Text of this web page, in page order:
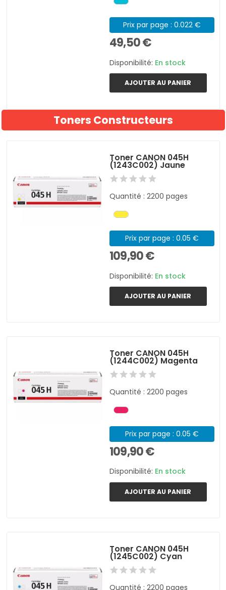
Prix par page : 0.022 €
49,50 €
Disponibilité: En stock
AJOUTER AU PANIER
Toners Constructeurs
Toner CANON 045H
(1243C002) Jaune
Quantité : 2200 pages
Prix par page : 0.05 €
109,90 €
Disponibilité: En stock
AJOUTER AU PANIER
Toner CANON 045H
(1244C002) Magenta
Quantité : 2200 pages
Prix par page : 0.05 €
109,90 €
Disponibilité: En stock
AJOUTER AU PANIER
Toner CANON 045H
(1245C002) Cyan
Quantité : 2200 pages